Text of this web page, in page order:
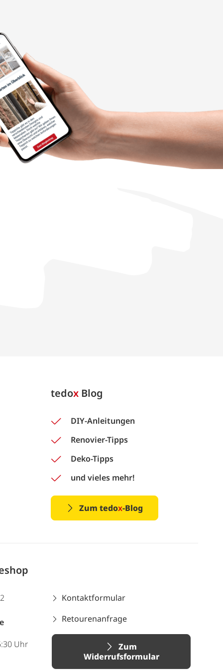
tedox Blog
DIY-Anleitungen
Renovier-Tipps
Deko-Tipps
und vieles mehr!
Zum tedox-Blog
Uhr
Kontaktformular
Retourenanfrage
Zum
Widerrufsformular